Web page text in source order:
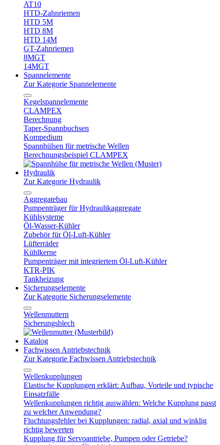
AT10
HTD-Zahnriemen
HTD 5M
HTD 8M
HTD 14M
GT-Zahnriemen
8MGT
14MGT
Spannelemente
Zur Kategorie Spannelemente
Kegelspannelemente
CLAMPEX
Berechnung
Taper-Spannbuchsen
Kompedium
Spannhülsen für metrische Wellen
Berechnungsbeispiel CLAMPEX
Hydraulik
Zur Kategorie Hydraulik
Aggregatebau
Pumpenträger für Hydraulikaggregate
Kühlsysteme
Öl-Wasser-Kühler
Zubehör für Öl-Luft-Kühler
Lüfterräder
Kühlkerne
Pumpenträger mit integriertem Öl-Luft-Kühler
KTR-PIK
Tankheizung
Sicherungselemente
Zur Kategorie Sicherungselemente
Wellenmuttern
Sicherungsblech
Katalog
Fachwissen Antriebstechnik
Zur Kategorie Fachwissen Antriebstechnik
Wellenkupplungen
Elastische Kupplungen erklärt: Aufbau, Vorteile und typische
Einsatzfälle
Wellenkupplungen richtig auswählen: Welche Kupplung passt
zu welcher Anwendung?
Fluchtungsfehler bei Kupplungen: radial, axial und winklig
richtig bewerten
Kupplung für Servoantriebe, Pumpen oder Getriebe?